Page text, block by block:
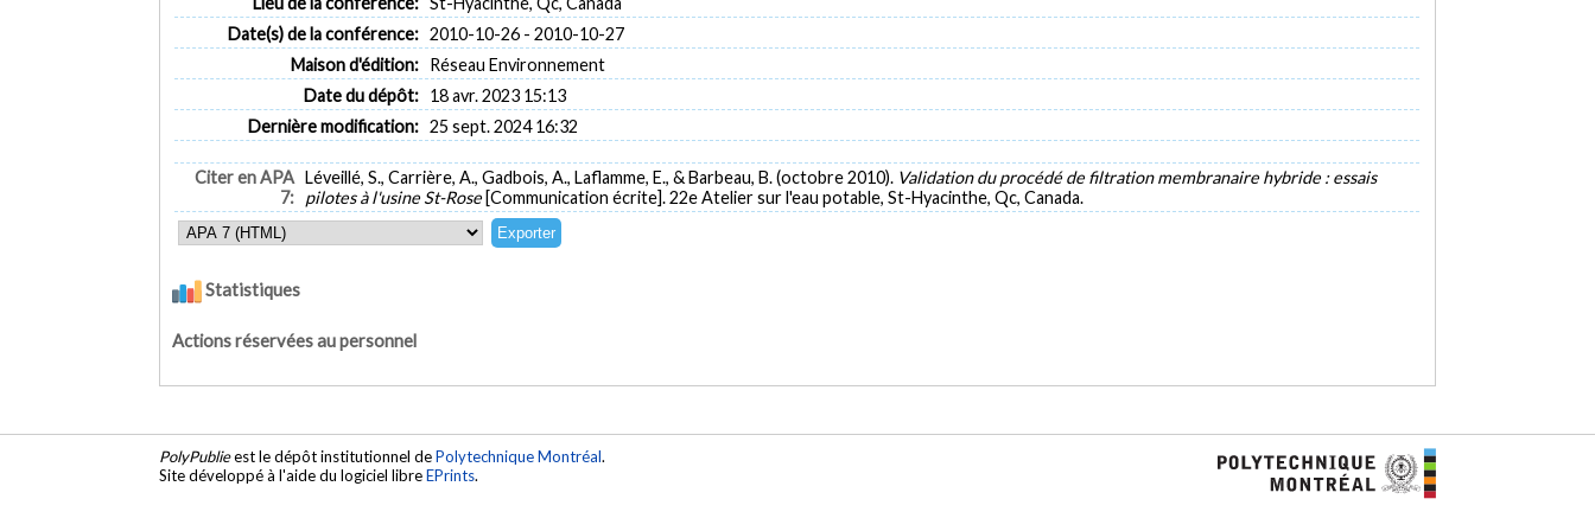
Date(s) de la conférence: 2010-10-26 - 2010-10-27
Maison d'édition: Réseau Environnement
Date du dépôt: 18 avr. 2023 15:13
Dernière modification: 25 sept. 2024 16:32
Citer en APA
7:
Léveillé, S., Carrière, A., Gadbois, A., Laflamme, E., & Barbeau, B. (octobre 2010). Validation du procédé de filtration membranaire hybride : essais
pilotes à l'usine St-Rose [Communication écrite]. 22e Atelier sur l'eau potable, St-Hyacinthe, Qc, Canada.
Statistiques
Actions réservées au personnel
PolyPublieest le dépôt institutionnel dePolytechnique Montréal.
Site développé à l'aide du logiciel libreEPrints.